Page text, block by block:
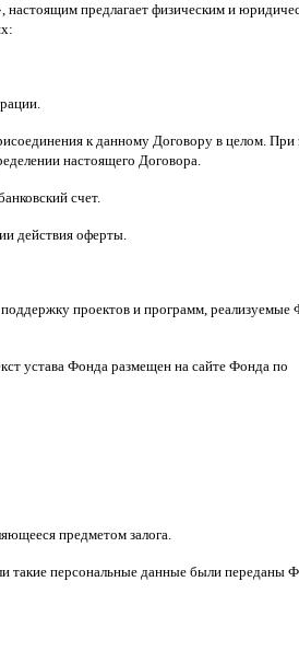
настоящим предлагает физическим и
:
.
к данному Договору в целом. При
настоящего Договора.
счет.
действия оферты.
проектов и программ, реализуемые
устава Фонда размещен на сайте Фонда по
предметом залога.
такие персональные данные были переданы